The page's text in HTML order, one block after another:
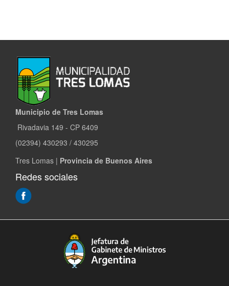
Municipio de Tres Lomas
Rivadavia 149 - CP 6409
(02394) 430293 / 430295
Tres Lomas | Provincia de Buenos Aires
Redes sociales